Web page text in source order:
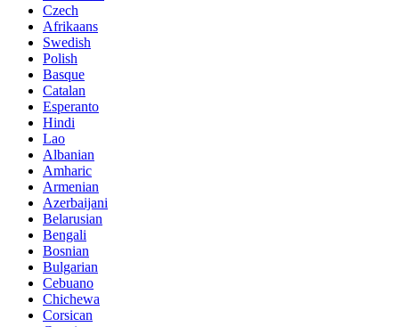
Czech
Afrikaans
Swedish
Polish
Basque
Catalan
Esperanto
Hindi
Lao
Albanian
Amharic
Armenian
Azerbaijani
Belarusian
Bengali
Bosnian
Bulgarian
Cebuano
Chichewa
Corsican